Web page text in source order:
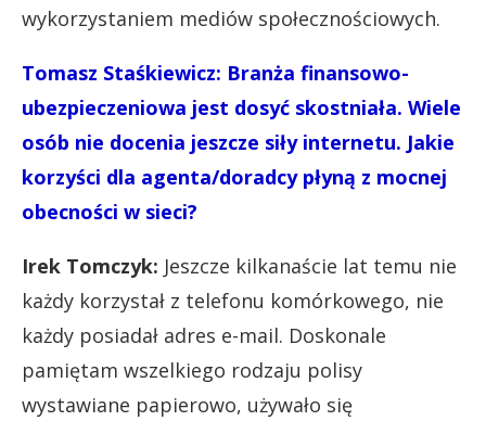
wykorzystaniem mediów społecznościowych.
Tomasz Staśkiewicz: Branża finansowo-
ubezpieczeniowa jest dosyć skostniała. Wiele
osób nie docenia jeszcze siły internetu. Jakie
korzyści dla agenta/doradcy płyną z mocnej
obecności w sieci?
Irek Tomczyk: Jeszcze kilkanaście lat temu nie
każdy korzystał z telefonu komórkowego, nie
każdy posiadał adres e-mail. Doskonale
pamiętam wszelkiego rodzaju polisy
wystawiane papierowo, używało się